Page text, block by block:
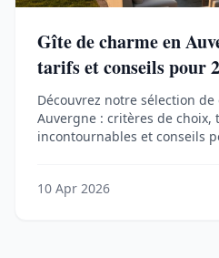
Gîte de charme en
tarifs et conseils pour
Découvrez notre sélection
Auvergne : critères de choix,
incontournables et conseils
10 Apr 2026